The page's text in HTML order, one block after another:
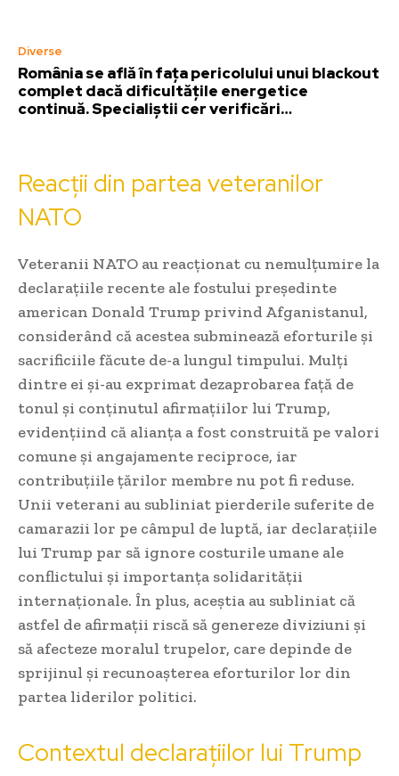
Diverse
România se află în fața pericolului unui blackout
complet dacă dificultățile energetice
continuă. Specialiștii cer verificări…
Reacții din partea veteranilor
NATO
Veteranii NATO au reacționat cu nemulțumire la
declarațiile recente ale fostului președinte
american Donald Trump privind Afganistanul,
considerând că acestea subminează eforturile și
sacrificiile făcute de-a lungul timpului. Mulți
dintre ei și-au exprimat dezaprobarea față de
tonul și conținutul afirmațiilor lui Trump,
evidențiind că alianța a fost construită pe valori
comune și angajamente reciproce, iar
contribuțiile țărilor membre nu pot fi reduse.
Unii veterani au subliniat pierderile suferite de
camarazii lor pe câmpul de luptă, iar declarațiile
lui Trump par să ignore costurile umane ale
conflictului și importanța solidarității
internaționale. În plus, aceștia au subliniat că
astfel de afirmații riscă să genereze diviziuni și
să afecteze moralul trupelor, care depinde de
sprijinul și recunoașterea eforturilor lor din
partea liderilor politici.
Contextul declarațiilor lui Trump